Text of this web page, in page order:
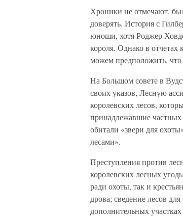
Хроники не отмечают,
доверять. История с
юноши, хотя Роджер
короля. Однако в
можем предположить,
На Большом совете в
своих указов, Лесную
королевских лесов,
принадлежавшие
обитали «звери для
лесами».
Преступления против
королевских лесных
ради охоты, так и
дрова; сведение лесов
дополнительных